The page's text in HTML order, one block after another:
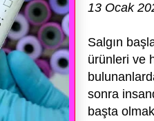
13 Ocak
Salgın
ürünleri ve
sonra
başta